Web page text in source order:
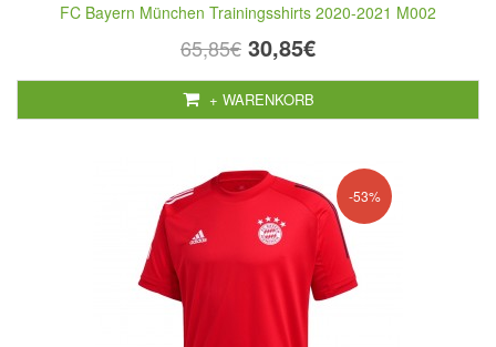
FC Bayern München Trainingsshirts 2020-2021 M002
65,85€ 30,85€
+ WARENKORB
-53%